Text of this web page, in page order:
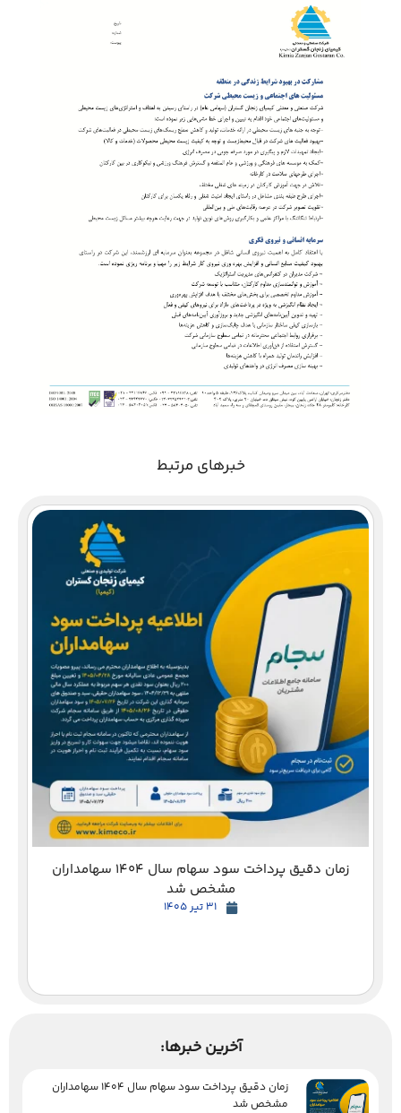
خبرهای مرتبط
زمان دقیق پرداخت سود سهام سال 1404 سهامداران
مشخص شد
31 تیر 1405
آخرین خبرها:
زمان دقیق پرداخت سود سهام سال 1404 سهامداران
مشخص شد